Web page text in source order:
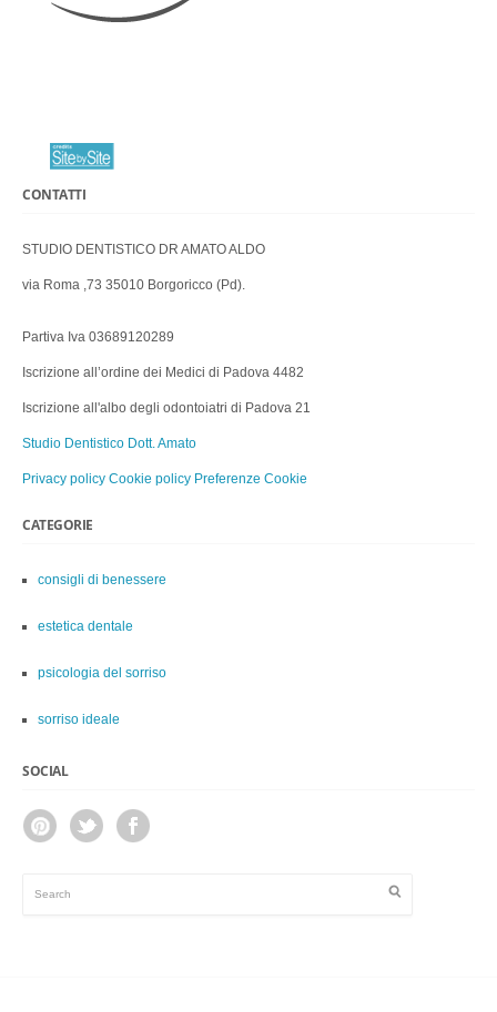
CONTATTI
STUDIO DENTISTICO DR AMATO ALDO
via Roma ,73 35010 Borgoricco (Pd).
Partiva Iva 03689120289
Iscrizione all’ordine dei Medici di Padova 4482
Iscrizione all'albo degli odontoiatri di Padova 21
Studio Dentistico Dott. Amato
Privacy policy Cookie policy Preferenze Cookie
CATEGORIE
consigli di benessere
estetica dentale
psicologia del sorriso
sorriso ideale
SOCIAL